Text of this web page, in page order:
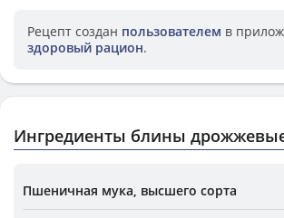
Рецепт создан пользователем в
здоровый рацион.
Ингредиенты блины
Пшеничная мука, высшего сорта